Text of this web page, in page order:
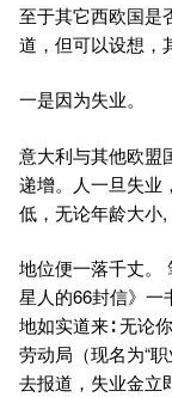
至于其它西欧国是
道，但可以设想，
一是因为失业。
意大利与其他欧盟
递增。人一旦失业
低，无论年龄大小,
地位便一落千丈。
星人的66封信》一
地如实道来∶ 无论
劳动局（现名为“
去报道，失业金立